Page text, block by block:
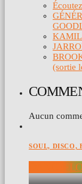
KAMIL
(sortie
Aucun
SOUL, DISCO,